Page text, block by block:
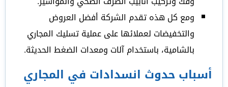
ومع كل هذه تقدم الشركة أفضل العروض
والتخفيضات لعملائها على عملية تسليك المجاري
بالشامية، باستخدام آلات ومعدات الضغط الحديثة.
أسباب حدوث انسدادات في المجاري